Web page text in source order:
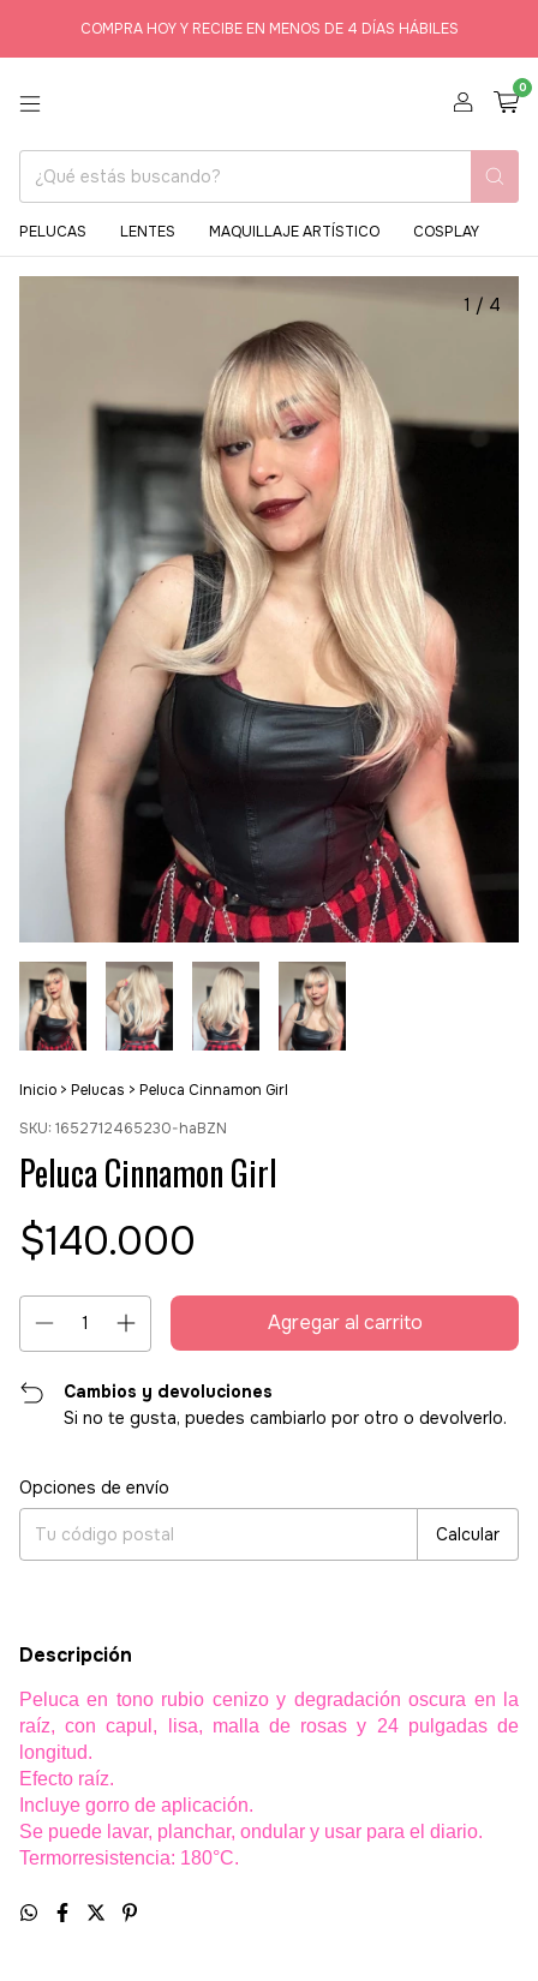
COMPRA HOY Y RECIBE EN MENOS DE 4 DÍAS HÁBILES
0
PELUCAS LENTES MAQUILLAJE ARTÍSTICO COSPLAY
1 / 4
Inicio > Pelucas > Peluca Cinnamon Girl
SKU: 1652712465230-haBZN
Peluca Cinnamon Girl
$140.000
Cambios y devoluciones
Si no te gusta, puedes cambiarlo por otro o devolverlo.
Entregas para el CP:
Opciones de envío
Calcular
Descripción
Peluca en tono rubio cenizo y degradación oscura en la
raíz, con capul, lisa, malla de rosas y 24 pulgadas de
longitud.
Efecto raíz.
Incluye gorro de aplicación.
Se puede lavar, planchar, ondular y usar para el diario.
Termorresistencia: 180°C.